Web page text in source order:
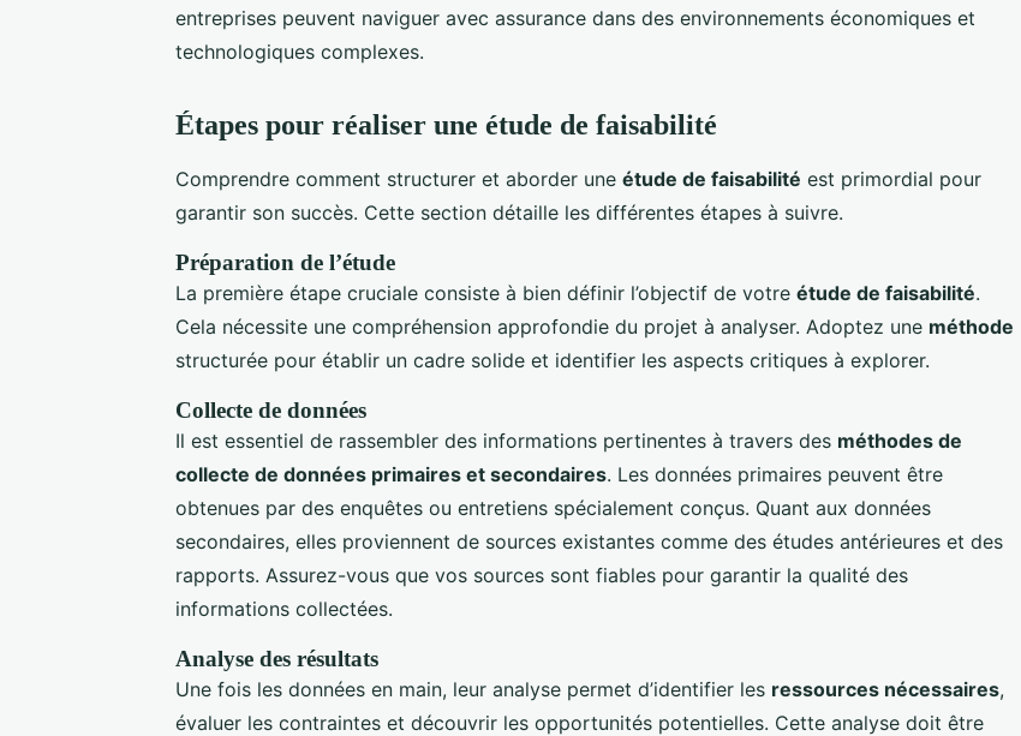
entreprises peuvent naviguer avec assurance dans des environnements économiques et
technologiques complexes.
Étapes pour réaliser une étude de faisabilité
Comprendre comment structurer et aborder une étude de faisabilité est primordial pour
garantir son succès. Cette section détaille les différentes étapes à suivre.
Préparation de l’étude
La première étape cruciale consiste à bien définir l’objectif de votre étude de faisabilité.
Cela nécessite une compréhension approfondie du projet à analyser. Adoptez une méthode
structurée pour établir un cadre solide et identifier les aspects critiques à explorer.
Collecte de données
Il est essentiel de rassembler des informations pertinentes à travers des méthodes de
collecte de données primaires et secondaires. Les données primaires peuvent être
obtenues par des enquêtes ou entretiens spécialement conçus. Quant aux données
secondaires, elles proviennent de sources existantes comme des études antérieures et des
rapports. Assurez-vous que vos sources sont fiables pour garantir la qualité des
informations collectées.
Analyse des résultats
Une fois les données en main, leur analyse permet d’identifier les ressources nécessaires,
évaluer les contraintes et découvrir les opportunités potentielles. Cette analyse doit être